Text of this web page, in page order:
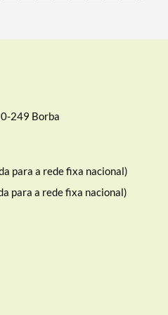
249 Borba
para a rede fixa nacional)
para a rede fixa nacional)